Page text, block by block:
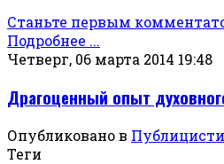
Станьте первым
Подробнее ...
Четверг, 06 марта 2014 19:48
Драгоценный опыт
Опубликовано в
Теги